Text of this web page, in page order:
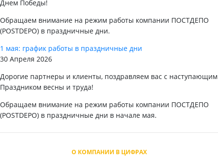
Днем Победы!
Обращаем внимание на режим работы компании ПОСТДЕПО
(POSTDEPO) в праздничные дни.
1 мая: график работы в праздничные дни
30 Апреля 2026
Дорогие партнеры и клиенты, поздравляем вас с наступающим
Праздником весны и труда!
Обращаем внимание на режим работы компании ПОСТДЕПО
(POSTDEPO) в праздничные дни в начале мая.
О КОМПАНИИ В ЦИФРАХ